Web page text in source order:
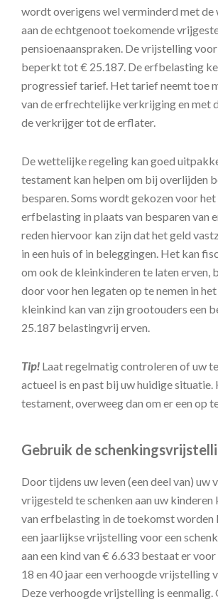
wordt overigens wel verminderd met de
aan de echtgenoot toekomende
pensioenaanspraken. De vrijstelling
beperkt tot € 25.187. De erfbelasting
progressief tarief. Het tarief neemt toe
van de erfrechtelijke verkrijging en met
de verkrijger tot de erflater.
De wettelijke regeling kan goed
testament kan helpen om bij overlijden
besparen. Soms wordt gekozen voor het
erfbelasting in plaats van besparen van
reden hiervoor kan zijn dat het geld
in een huis of in beleggingen. Het kan
om ook de kleinkinderen te laten erven,
door voor hen legaten op te nemen in
kleinkind kan van zijn grootouders een
25.187 belastingvrij erven.
Tip! Laat regelmatig controleren of uw
actueel is en past bij uw huidige situatie.
testament, overweeg dan om er een op
Gebruik de
Door tijdens uw leven (een deel van) uw
vrijgesteld te schenken aan uw kinderen
van erfbelasting in de toekomst
een jaarlijkse vrijstelling voor een
aan een kind van € 6.633 bestaat er
18 en 40 jaar een verhoogde vrijstelling
Deze verhoogde vrijstelling is eenmalig.